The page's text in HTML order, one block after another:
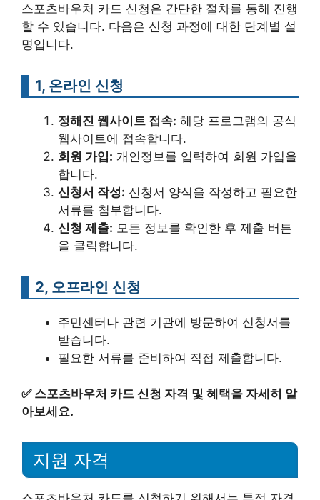
스포츠바우처 카드 신청은 간단한 절차를 통해 진행
할 수 있습니다. 다음은 신청 과정에 대한 단계별 설
명입니다.
1, 온라인 신청
정해진 웹사이트 접속: 해당 프로그램의 공식
웹사이트에 접속합니다.
회원 가입: 개인정보를 입력하여 회원 가입을
합니다.
신청서 작성: 신청서 양식을 작성하고 필요한
서류를 첨부합니다.
신청 제출: 모든 정보를 확인한 후 제출 버튼
을 클릭합니다.
2, 오프라인 신청
주민센터나 관련 기관에 방문하여 신청서를
받습니다.
필요한 서류를 준비하여 직접 제출합니다.
✅ 스포츠바우처 카드 신청 자격 및 혜택을 자세히 알
아보세요.
지원 자격